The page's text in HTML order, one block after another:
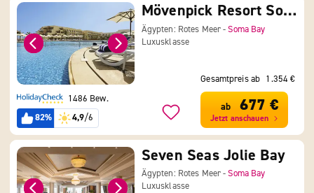
Mövenpick Resort Soma Bay
Ägypten: Rotes Meer -Soma Bay
Luxusklasse
1486 Bew.
82%
4,9/6
Gesamtpreis ab 1.354 €
ab 677 €
Jetzt anschauen
Seven Seas Jolie Bay
Ägypten: Rotes Meer -Soma Bay
Luxusklasse